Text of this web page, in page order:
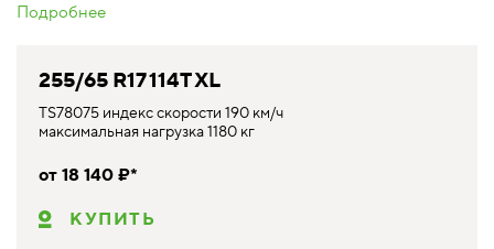
Подробнее
255/65 R17 114T XL
TS78075 индекс скорости 190 км/ч
максимальная нагрузка 1180 кг
от 18 140 ₽*
КУПИТЬ